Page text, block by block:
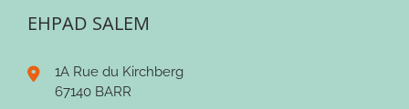
EHPAD SALEM
1A Rue du Kirchberg
67140 BARR